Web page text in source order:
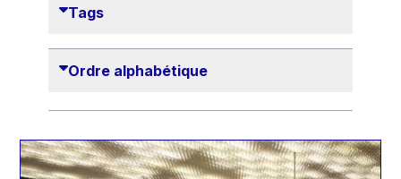
Gaston Reinesch
Gil Carlos Rodrigues Iglesias
Günther Verheugen
2012
2013
2014
Tags
Ordre alphabétique